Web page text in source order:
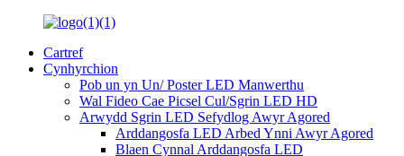
Cartref
Cynhyrchion
Pob un yn Un/ Poster LED Manwerthu
Wal Fideo Cae Picsel Cul/Sgrin LED HD
Arwydd Sgrin LED Sefydlog Awyr Agored
Arddangosfa LED Arbed Ynni Awyr Agored
Blaen Cynnal Arddangosfa LED